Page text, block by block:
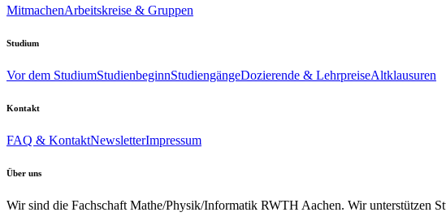
MitmachenArbeitskreise & Gruppen
Studium
Vor dem StudiumStudienbeginnStudiengängeDozierende & LehrpreiseAltklausuren
Kontakt
FAQ & KontaktNewsletterImpressum
Über uns
Wir sind die Fachschaft Mathe/Physik/Informatik RWTH Aachen. Wir unterstützen